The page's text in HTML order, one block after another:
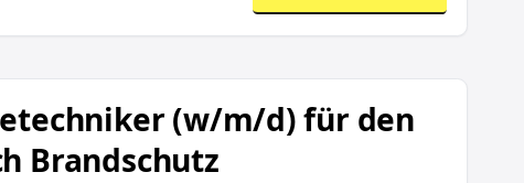
d) für den Bereich Brandschutz
(w/m/d) für den
Brandschutz